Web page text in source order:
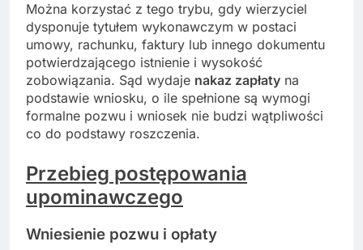
Można korzystać z tego trybu, gdy wierzyciel
dysponuje tytułem wykonawczym w postaci
umowy, rachunku, faktury lub innego dokumentu
potwierdzającego istnienie i wysokość
zobowiązania. Sąd wydaje nakaz zapłaty na
podstawie wniosku, o ile spełnione są wymogi
formalne pozwu i wniosek nie budzi wątpliwości
co do podstawy roszczenia.
Przebieg postępowania
upominawczego
Wniesienie pozwu i opłaty